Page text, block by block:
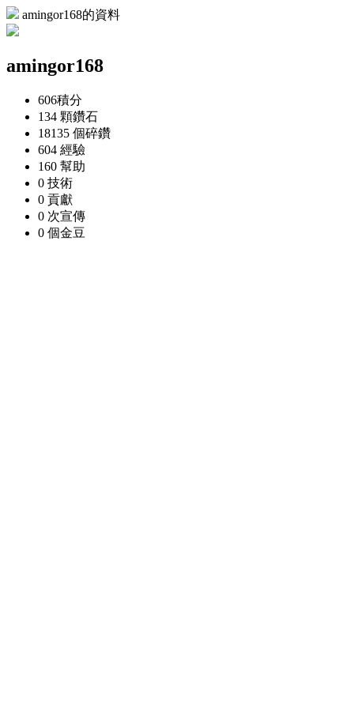
amingor168的資料
amingor168
606積分
134 顆鑽石
18135 個碎鑽
604 經驗
160 幫助
0 技術
0 貢獻
0 次宣傳
0 個金豆